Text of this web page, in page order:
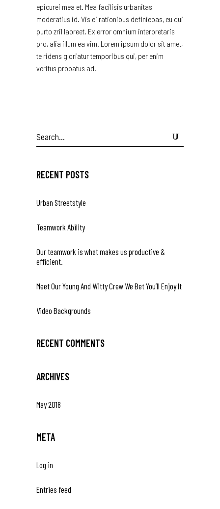
epicurei mea et. Mea facilisis urbanitas
moderatius id. Vis ei rationibus definiebas, eu qui
purto zril laoreet. Ex error omnium interpretaris
pro, alia illum ea vim. Lorem ipsum dolor sit amet,
te ridens gloriatur temporibus qui, per enim
veritus probatus ad.
Search
for:
RECENT POSTS
Urban Streetstyle
Teamwork Ability
Our teamwork is what makes us productive &
efficient.
Meet Our Young And Witty Crew We Bet You’ll Enjoy It
Video Backgrounds
RECENT COMMENTS
ARCHIVES
May 2018
META
Log in
Entries feed